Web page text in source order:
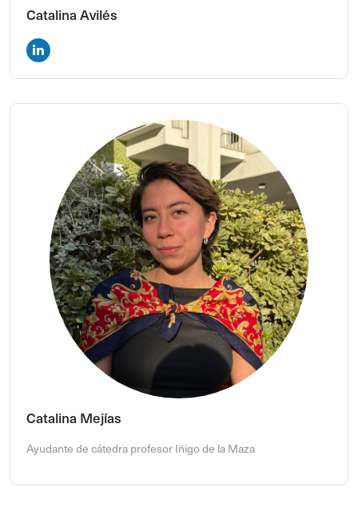
Catalina Avilés
Catalina Mejías
Ayudante de cátedra profesor Iñigo de la Maza